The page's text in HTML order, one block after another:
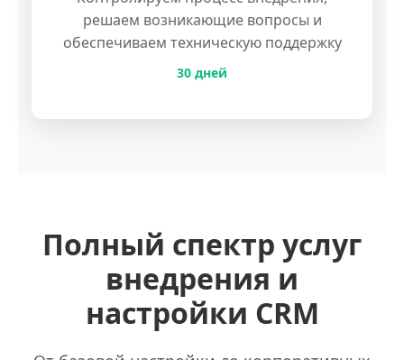
решаем возникающие вопросы и
обеспечиваем техническую поддержку
30 дней
Полный спектр услуг
внедрения и
настройки CRM